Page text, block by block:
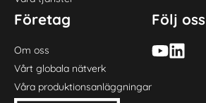
Företag
Om oss
Vårt globala nätverk
Våra produktionsanläggningar
Följ oss